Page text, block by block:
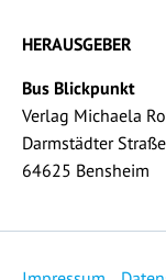
HERAUSGEBER
Bus Blickpunkt
Verlag Michaela
Darmstädter
64625 Bensheim